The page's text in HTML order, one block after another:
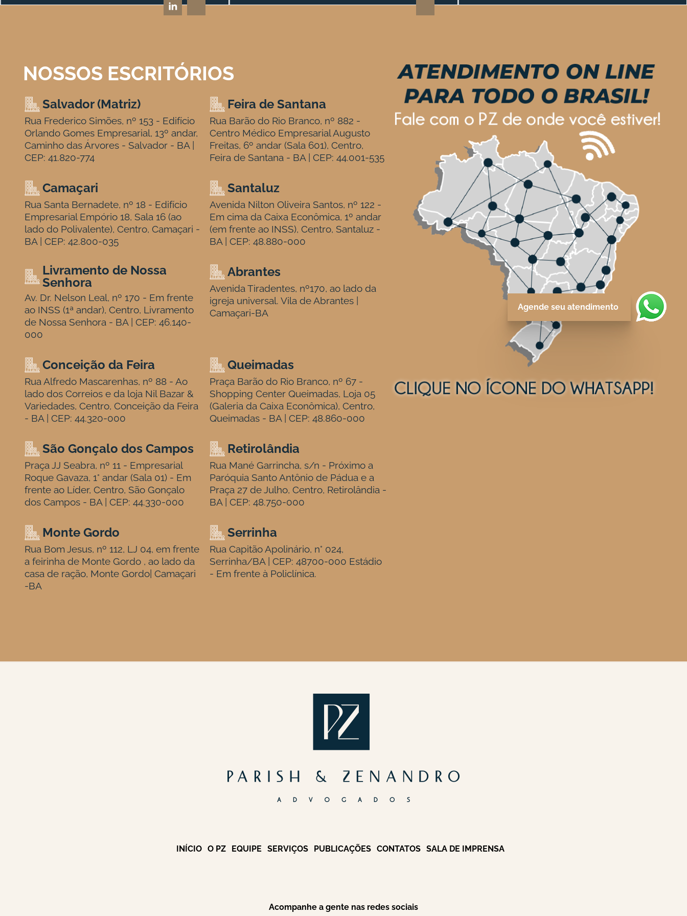
Agende seu atendimento
NOSSOS ESCRITÓRIOS
Salvador (Matriz)
Rua Frederico Simões, nº 153 - Edifício
Orlando Gomes Empresarial, 13º andar,
Caminho das Árvores - Salvador - BA |
CEP: 41.820-774
Feira de Santana
Rua Barão do Rio Branco, nº 882 -
Centro Médico Empresarial Augusto
Freitas, 6º andar (Sala 601), Centro,
Feira de Santana - BA | CEP: 44.001-535
Camaçari
Rua Santa Bernadete, nº 18 - Edifício
Empresarial Empório 18, Sala 16 (ao
lado do Polivalente), Centro, Camaçari -
BA | CEP: 42.800-035
Santaluz
Avenida Nilton Oliveira Santos, nº 122 -
Em cima da Caixa Econômica, 1º andar
(em frente ao INSS), Centro, Santaluz -
BA | CEP: 48.880-000
Livramento de Nossa
Senhora
Av. Dr. Nelson Leal, nº 170 - Em frente
ao INSS (1ª andar), Centro, Livramento
de Nossa Senhora - BA | CEP: 46.140-
000
Abrantes
Avenida Tiradentes, nº170, ao lado da
igreja universal. Vila de Abrantes |
Camaçari-BA
Conceição da Feira
Rua Alfredo Mascarenhas, nº 88 - Ao
lado dos Correios e da loja Nil Bazar &
Variedades, Centro, Conceição da Feira
- BA | CEP: 44.320-000
Queimadas
Praça Barão do Rio Branco, nº 67 -
Shopping Center Queimadas, Loja 05
(Galeria da Caixa Econômica), Centro,
Queimadas - BA | CEP: 48.860-000
São Gonçalo dos Campos
Praça JJ Seabra, nº 11 - Empresarial
Roque Gavaza, 1° andar (Sala 01) - Em
frente ao Líder, Centro, São Gonçalo
dos Campos - BA | CEP: 44.330-000
Retirolândia
Rua Mané Garrincha, s/n - Próximo a
Paróquia Santo Antônio de Pádua e a
Praça 27 de Julho, Centro, Retirolândia -
BA | CEP: 48.750-000
Monte Gordo
Rua Bom Jesus, nº 112, LJ 04, em frente
a feirinha de Monte Gordo , ao lado da
casa de ração, Monte Gordo| Camaçari
-BA
Serrinha
Rua Capitão Apolinário, n° 024,
Serrinha/BA | CEP: 48700-000 Estádio
- Em frente à Policlínica.
INÍCIO O PZ EQUIPE SERVIÇOS PUBLICAÇÕES CONTATOS SALA DE IMPRENSA
Acompanhe a gente nas redes sociais